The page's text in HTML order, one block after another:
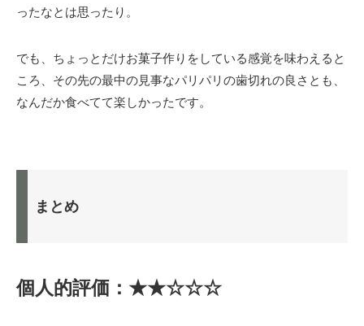
ったなとは思ったり。
でも、ちょっとだけお菓子作りをしている感覚を味わえると
ころ、その先の最中の見事なパリパリの歯切れの良さとも、
なんだか食べてて楽しかったです。
まとめ
個人的評価：★★☆☆☆